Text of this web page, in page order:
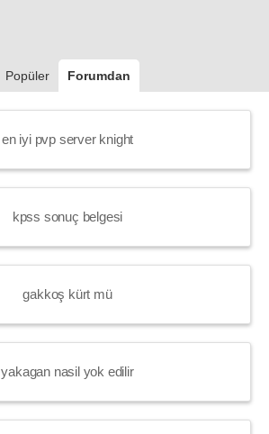
Popüler Forumdan
en iyi pvp server knight
kpss sonuç belgesi
gakkoş kürt mü
yakagan nasil yok edilir